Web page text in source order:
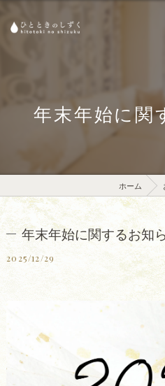
年末年始に関
ホーム
年末年始に関するお知
2025/12/29